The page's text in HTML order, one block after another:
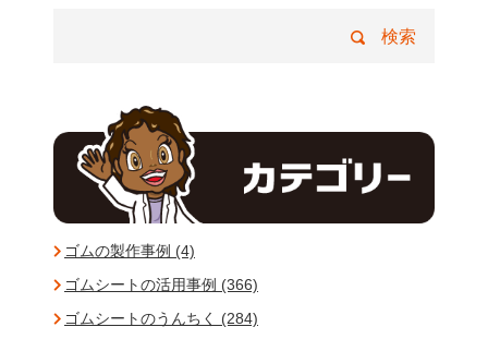
ゴムの製作事例 (4)
ゴムシートの活用事例 (366)
ゴムシートのうんちく (284)